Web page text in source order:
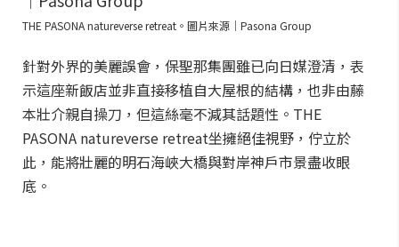
THE PASONA natureverse retreat。圖片來源｜Pasona Group
針對外界的美麗誤會，保聖那集團雖已向日媒澄清，表
示這座新飯店並非直接移植自大屋根的結構，也非由藤
本壯介親自操刀，但這絲毫不減其話題性。THE
PASONA natureverse retreat坐擁絕佳視野，佇立於
此，能將壯麗的明石海峽大橋與對岸神戶市景盡收眼
底。